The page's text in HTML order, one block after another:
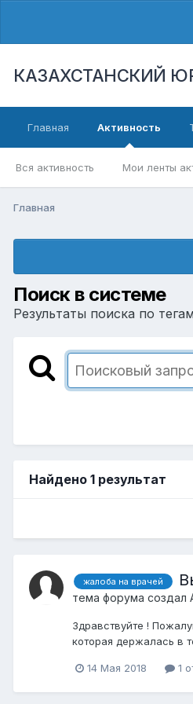
КАЗАХСТАНСКИЙ
Главная Активность
Вся активность Мои ленты
Главная
Поиск в системе
Результаты поиска по
Найдено 1 результат
жалоба на врачей
тема форума создал
Здравствуйте !
которая держалась в
14 Мая 2018 1